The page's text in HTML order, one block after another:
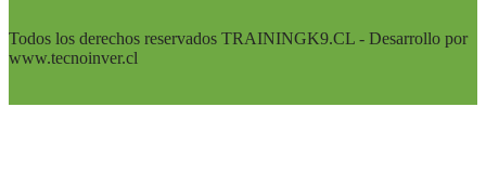
Todos los derechos reservados TRAININGK9.CL - Desarrollo por
www.tecnoinver.cl